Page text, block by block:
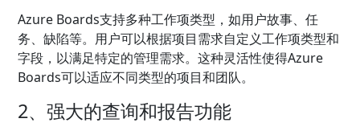
Azure Boards支持多种工作项类型，如用户故事、任
务、缺陷等。用户可以根据项目需求自定义工作项类型和
字段，以满足特定的管理需求。这种灵活性使得Azure
Boards可以适应不同类型的项目和团队。
2、强大的查询和报告功能